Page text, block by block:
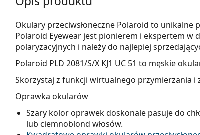
Okulary przeciwsłoneczne Polaroid to unikalne
Polaroid Eyewear jest pionierem i ekspertem
polaryzacyjnych i należy do najlepiej
Polaroid PLD 2081/S/X KJ1 UC 51 to męskie
Skorzystaj z funkcji wirtualnego przymierzania i
Oprawka okularów
Szary kolor oprawek doskonale pasuje do
lub ciemnoblond włosów.